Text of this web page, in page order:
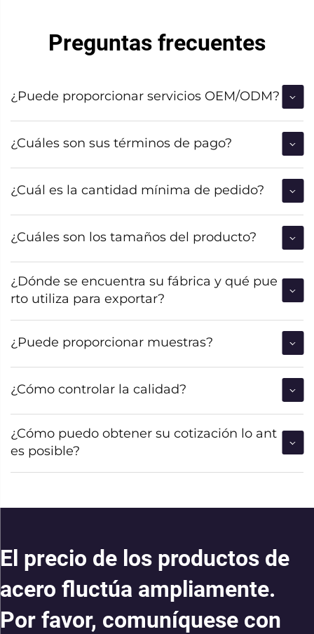
Preguntas frecuentes
¿Puede proporcionar servicios OEM/ODM?
¿Cuáles son sus términos de pago?
¿Cuál es la cantidad mínima de pedido?
¿Cuáles son los tamaños del producto?
¿Dónde se encuentra su fábrica y qué pue
rto utiliza para exportar?
¿Puede proporcionar muestras?
¿Cómo controlar la calidad?
¿Cómo puedo obtener su cotización lo ant
es posible?
El precio de los productos de
acero fluctúa ampliamente.
Por favor, comuníquese con